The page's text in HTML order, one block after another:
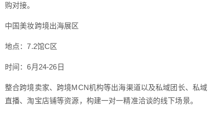
购对接。
中国美妆跨境出海展区
地点：7.2馆C区
时间：6月24-26日
整合跨境卖家、跨境MCN机构等出海渠道以及私域团长、私域
直播、淘宝店铺等资源，构建一对一精准洽谈的线下场景。